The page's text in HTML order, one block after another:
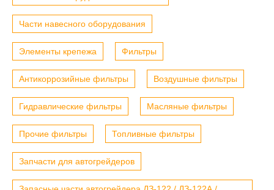
Части навесного оборудования
Элементы крепежа Фильтры
Антикоррозийные фильтры Воздушные фильтры
Гидравлические фильтры Масляные фильтры
Прочие фильтры Топливные фильтры
Запчасти для автогрейдеров